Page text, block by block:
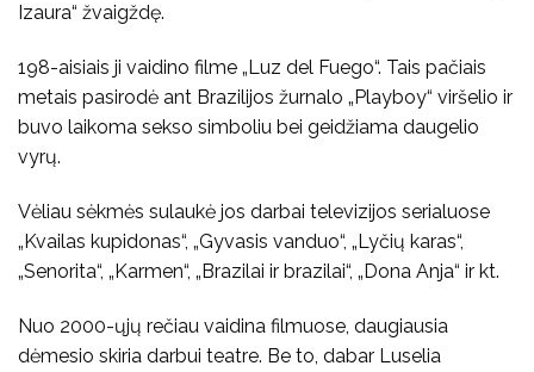
Izaura“ žvaigždę.
198-aisiais ji vaidino filme „Luz del Fuego“. Tais pačiais
metais pasirodė ant Brazilijos žurnalo „Playboy“ viršelio ir
buvo laikoma sekso simboliu bei geidžiama daugelio
vyrų.
Vėliau sėkmės sulaukė jos darbai televizijos serialuose
„Kvailas kupidonas“, „Gyvasis vanduo“, „Lyčių karas“,
„Senorita“, „Karmen“, „Brazilai ir brazilai“, „Dona Anja“ ir kt.
Nuo 2000-ųjų rečiau vaidina filmuose, daugiausia
dėmesio skiria darbui teatre. Be to, dabar Luselia